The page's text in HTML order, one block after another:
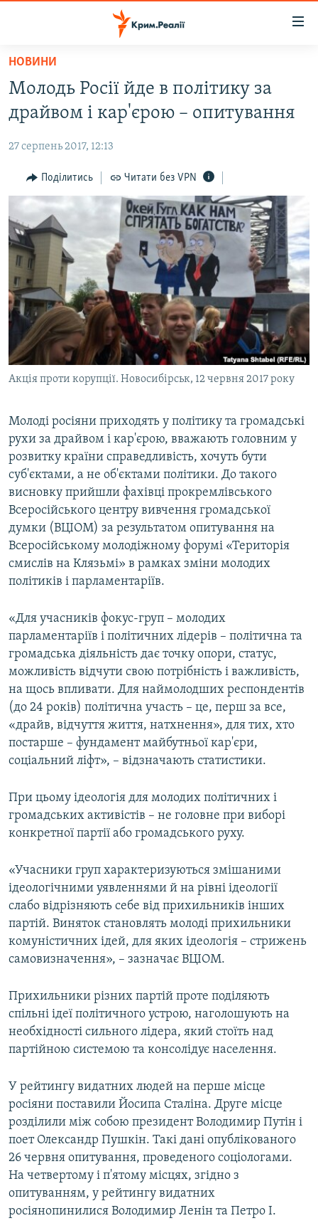
Перейти
основного
матеріалу
Перейти
до
навігації
Перейти
до
пошуку
ВОДА.КРИМ
ВІДЕО ТА ФОТО
ПОЛІТИКА
БЛОГИ
ПОГЛЯД
ІНТЕРВ'Ю
ВСЕ ЗА ДЕНЬ
СПЕЦПРОЕКТИ
ДЕПОРТАЦІЯ
ВІДЕОУРОКИ «ELIFBE»
СВІДЧЕННЯ ОКУПАЦІЇ
УКРАЇНСЬКА ПРОБЛЕМА КРИМУ
ЯК ОБІЙТИ БЛОКУВАННЯ
Русский
Qırımtatar
Усі сайти RFE/RL
НОВИНИ
Молодь Росії йде в політику за
драйвом і кар'єрою – опитування
27 серпень 2017, 12:13
Поділитись Читати без VPN
Акція проти корупції. Новосибірськ, 12 червня 2017 року
Молоді росіяни приходять у політику та громадські
рухи за драйвом і кар'єрою, вважають головним у
розвитку країни справедливість, хочуть бути
суб'єктами, а не об'єктами політики. До такого
висновку прийшли фахівці прокремлівського
Всеросійського центру вивчення громадської
думки (ВЦІОМ) за результатом опитування на
Всеросійському молодіжному форумі «Територія
смислів на Клязьмі» в рамках зміни молодих
політиків і парламентаріїв.
«Для учасників фокус-груп – молодих
парламентаріїв і політичних лідерів – політична та
громадська діяльність дає точку опори, статус,
можливість відчути свою потрібність і важливість,
на щось впливати. Для наймолодших респондентів
(до 24 років) політична участь – це, перш за все,
«драйв, відчуття життя, натхнення», для тих, хто
постарше – фундамент майбутньої кар'єри,
соціальний ліфт», – відзначають статистики.
При цьому ідеологія для молодих політичних і
громадських активістів – не головне при виборі
конкретної партії або громадського руху.
«Учасники груп характеризуються змішаними
ідеологічними уявленнями й на рівні ідеології
слабо відрізняють себе від прихильників інших
партій. Виняток становлять молоді прихильники
комуністичних ідей, для яких ідеологія – стрижень
самовизначення», – зазначає ВЦІОМ.
Прихильники різних партій проте поділяють
спільні ідеї політичного устрою, наголошують на
необхідності сильного лідера, який стоїть над
партійною системою та консолідує населення.
У рейтингу видатних людей на перше місце
росіяни поставили Йосипа Сталіна. Друге місце
розділили між собою президент Володимир Путін і
поет Олександр Пушкін. Такі дані опублікованого
26 червня опитування, проведеного соціологами.
На четвертому і п'ятому місцях, згідно з
опитуванням, у рейтингу видатних
росіянопинилися Володимир Ленін та Петро I.